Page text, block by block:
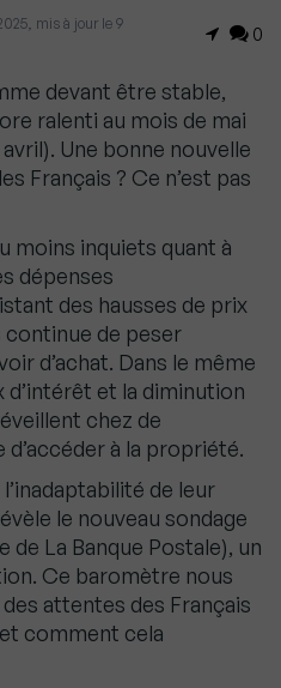
mis à jour le 9
0
devant être stable,
ralenti au mois de mai
Une bonne nouvelle
Français ? Ce n’est pas
moins inquiets quant à
dépenses
des hausses de prix
continue de peser
d’achat. Dans le même
d’intérêt et la diminution
chez de
d’accéder à la propriété.
de leur
le nouveau sondage
de La Banque Postale), un
Ce baromètre nous
attentes des Français
comment cela